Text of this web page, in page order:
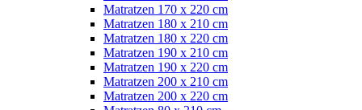
Matratzen 170 x 220 cm
Matratzen 180 x 210 cm
Matratzen 180 x 220 cm
Matratzen 190 x 210 cm
Matratzen 190 x 220 cm
Matratzen 200 x 210 cm
Matratzen 200 x 220 cm